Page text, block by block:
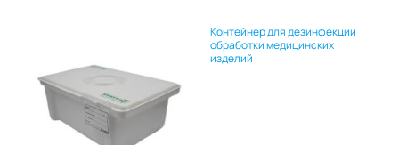
Контейнер для дезинфекции
обработки медицинских
изделий